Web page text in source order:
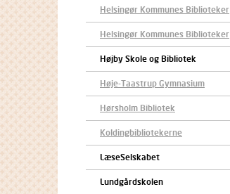
Helsingør Kommunes Biblioteker
Helsingør Kommunes Biblioteker
Højby Skole og Bibliotek
Høje-Taastrup Gymnasium
Hørsholm Bibliotek
Koldingbibliotekerne
LæseSelskabet
Lundgårdskolen